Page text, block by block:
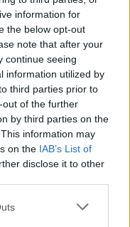
information for
the below opt-out
note that after your
continue seeing
information utilized by
third parties prior to
of the further
by third parties on the
information may
on the IAB’s List of
disclose it to other
přihlášek
ale i legendární
• linkový střídač • mzda
okres Jihlava)
• obsluha CNC strojů •
• příspěvek na ubytování
dělník • mzda 44.700